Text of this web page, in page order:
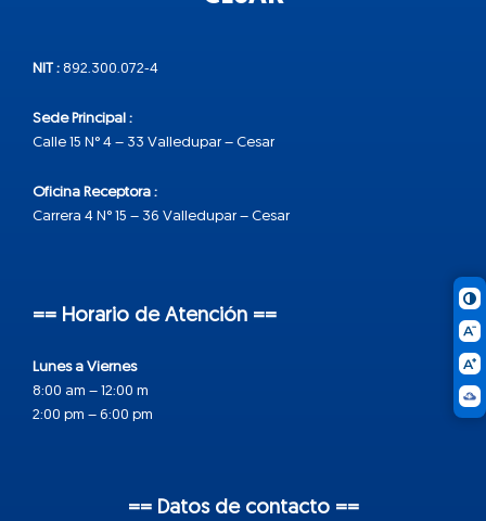
NIT : 892.300.072-4
Sede Principal :
Calle 15 N° 4 – 33 Valledupar – Cesar
Oficina Receptora :
Carrera 4 N° 15 – 36 Valledupar – Cesar
== Horario de Atención ==
Lunes a Viernes
8:00 am – 12:00 m
2:00 pm – 6:00 pm
== Datos de contacto ==